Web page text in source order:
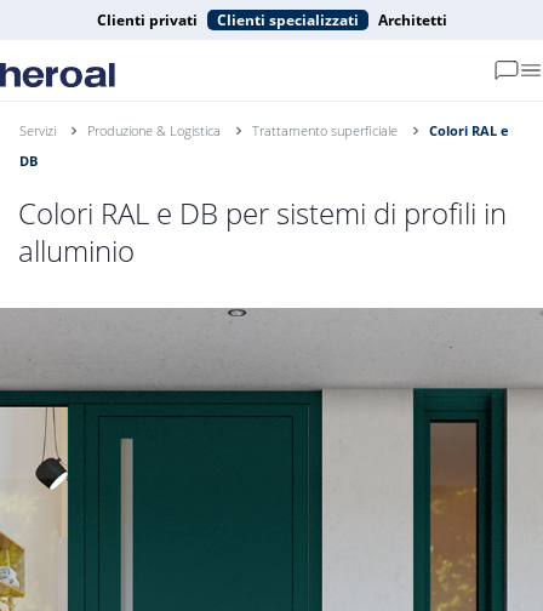
Clienti privati Clienti specializzati Architetti
Servizi Produzione & Logistica Trattamento superficiale
Colori RAL e
DB
Colori RAL e DB per sistemi di profili in
alluminio